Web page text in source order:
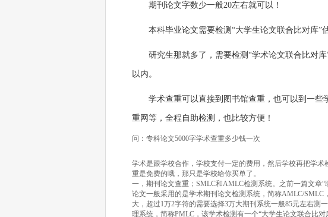
期刊论文字数少一般20左右就可以！
本科毕业论文需要检测“大学生论文联合比对库”
研究生那就多了，需要检测“学术论文联合比对
以内。
学术查重可以直接到图书馆查重，也可以到一些
重网等，全程自助检测，也比较方便！
问：专科论文5000字学术查重多少钱一次
学术是跟学校合作，学校支付一定的费用，然后学校再把学
重是免费的哦，那只是学校给你买单了。
一，期刊论文查重；SMLC和AMLC检测系统。之前一篇文章
论文一般采用的是学术期刊论文检测系统，简称AMLC/
大，超过1万2字符的需要选择3万大期刊系统一般85元左右测
理系统，简称PMLC，该学术检测有一个“大学生论文联合比